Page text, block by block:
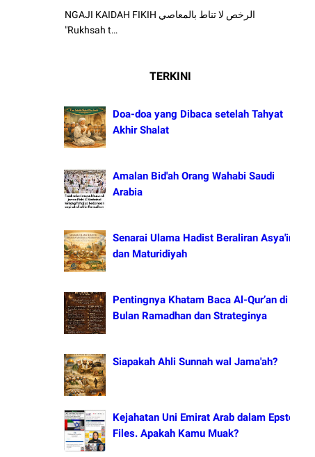
NGAJI KAIDAH FIKIH الرخص لا تناط بالمعاصي
"Rukhsah t…
TERKINI
Doa-doa yang Dibaca setelah Tahyat
Akhir Shalat
Amalan Bid'ah Orang Wahabi Saudi
Arabia
Senarai Ulama Hadist Beraliran Asya'irah
dan Maturidiyah
Pentingnya Khatam Baca Al-Qur’an di
Bulan Ramadhan dan Strateginya
Siapakah Ahli Sunnah wal Jama'ah?
Kejahatan Uni Emirat Arab dalam Epstein
Files. Apakah Kamu Muak?